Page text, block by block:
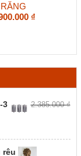
RĂNG
₫
3 2.385.000₫
rêu